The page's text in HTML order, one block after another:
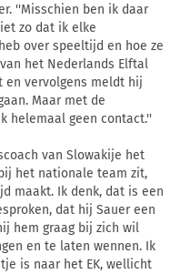
''Misschien ben ik daar
zo dat ik elke
over speeltijd en hoe ze
het Nederlands Elftal
vervolgens meldt hij
Maar met de
helemaal geen contact.''
van Slowakije het
het nationale team zit,
maakt. Ik denk, dat is een
dat hij Sauer een
hem graag bij zich wil
en te laten wennen. Ik
is naar het EK, wellicht